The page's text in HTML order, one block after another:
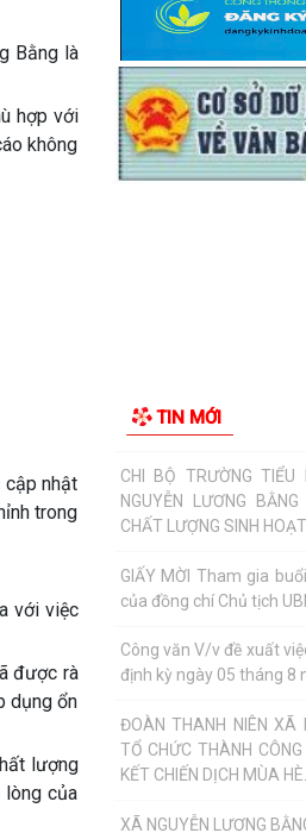
Bằng là
hợp với
không
cập nhật
trong
với việc
được rà
dụng ổn
lượng
lòng của
TIN MỚI
Lan tỏa nghĩa cử cao
Ban Thường vụ Đảng ủy
công bố các quyết định
thôn và...
của đồng chí Chủ tịch
Công văn V/v đề xuất
định kỳ ngày 05 tháng 8
ĐOÀN THANH NIÊN XÃ
TỔ CHỨC THÀNH
KẾT CHIẾN DỊCH MÙA
XÃ NGUYỄN LƯƠNG
TRAO GIẢI BÓNG ĐÁ
NĂM 2026
CÔNG AN XÃ NGUYỄN
HỘI NGHỊ SƠ KẾT